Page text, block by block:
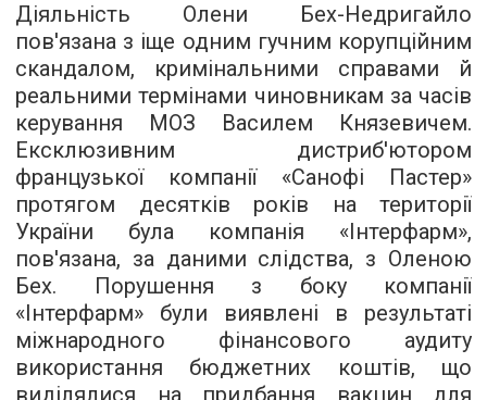
Діяльність Олени Бех-Недригайло
пов'язана з іще одним гучним корупційним
скандалом, кримінальними справами й
реальними термінами чиновникам за часів
керування МОЗ Василем Князевичем.
Ексклюзивним дистриб'ютором
французької компанії «Санофі Пастер»
протягом десятків років на території
України була компанія «Інтерфарм»,
пов'язана, за даними слідства, з Оленою
Бех. Порушення з боку компанії
«Інтерфарм» були виявлені в результаті
міжнародного фінансового аудиту
використання бюджетних коштів, що
виділялися на придбання вакцин для